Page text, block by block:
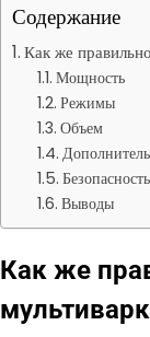
Содержание
Как же
Мощность
Режимы
Объем
Безопасность
Выводы
Как же